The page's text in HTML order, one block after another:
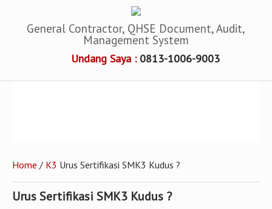
General Contractor, QHSE Document, Audit,
Management System
Undang Saya : 0813-1006-9003
Home / K3 Urus Sertifikasi SMK3 Kudus ?
Urus Sertifikasi SMK3 Kudus ?